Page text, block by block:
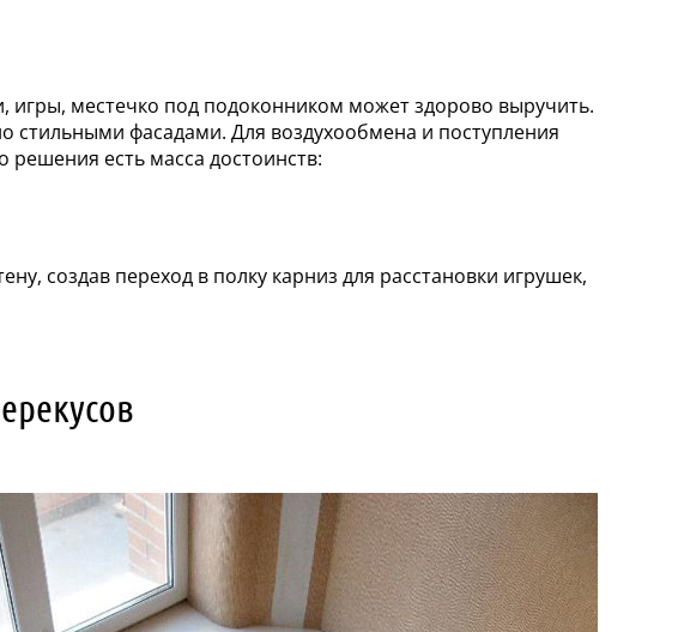
игры, местечко под подоконником может здорово выручить.
фасадами. Для воздухообмена и поступления
решения есть масса достоинств:
создав переход в полку карниз для расстановки игрушек,